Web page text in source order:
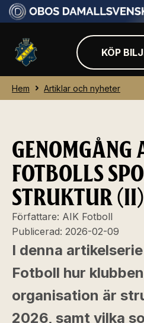
KÖP
Hem Artiklar och nyheter
GENOMGÅNG
FOTBOLLS
STRUKTUR (II)
Författare: AIK Fotboll
Publicerad: 2026-02-09
I denna
Fotboll hur
organisation är
2026, samt vilka